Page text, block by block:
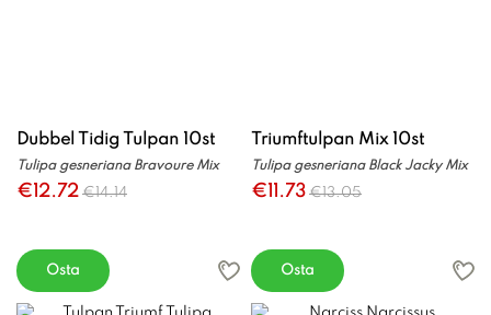
Dubbel Tidig Tulpan 10st
Tulipa gesneriana Bravoure Mix
€12.72 €14.14
Osta
Triumftulpan Mix 10st
Tulipa gesneriana Black Jacky Mix
€11.73 €13.05
Osta